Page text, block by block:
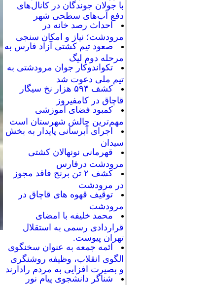
با جولان جوندگان در کانال‌های
دفع آب‌های سطحی شهر
احداث رصد خانه در
مرودشت؛ نیاز و امکان سنجی
صعود تیم کشتی آزاد فارس به
مرحله دوم لیگ
تکواندوکار جوان مرودشتی به
تیم ملی دعوت شد
کشف ۵۹۴ هزار نخ سیگار
قاچاق در کامفیروز
کمبود فضای آموزشی
مهم‌ترین چالش شهرستان است
اجرای آبرسانی پایدار به بخش
سیدان
قهرمانی نونهالان کشتی
مرودشت درفارس
کشف ۲ تن برنج فاقد مجوز
در مرودشت
توقیف قهوه های قاچاق در
مرودشت
محمد خلیفه با امضای
قراردادی رسمی به استقلال
تهران پیوست.
ائمه جمعه به عنوان سخنگوی
الگوی انقلاب، وظیفه روشنگری
و بصیرت افزایی به مردم رادارند
شناگر دانشجوی پیام نور